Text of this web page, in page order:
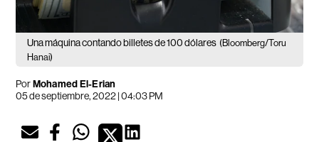
Una máquina contando billetes de 100 dólares (Bloomberg/Toru
Hanai)
PorMohamed El-Erian
05 de septiembre, 2022 | 04:03 PM